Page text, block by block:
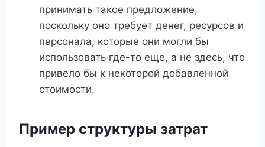
принимать такое предложение,
поскольку оно требует денег, ресурсов и
персонала, которые они могли бы
использовать где-то еще, а не здесь, что
привело бы к некоторой добавленной
стоимости.
Пример структуры затрат